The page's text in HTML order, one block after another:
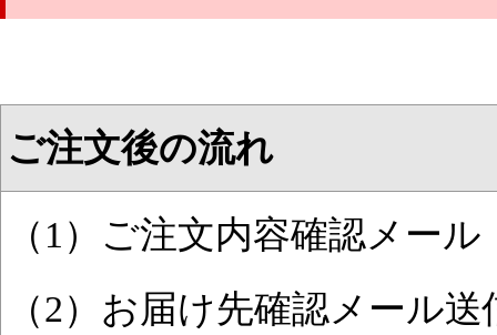
ご注文後の流れ
（1）ご注文内容確認メー
（2）お届け先確認メール送